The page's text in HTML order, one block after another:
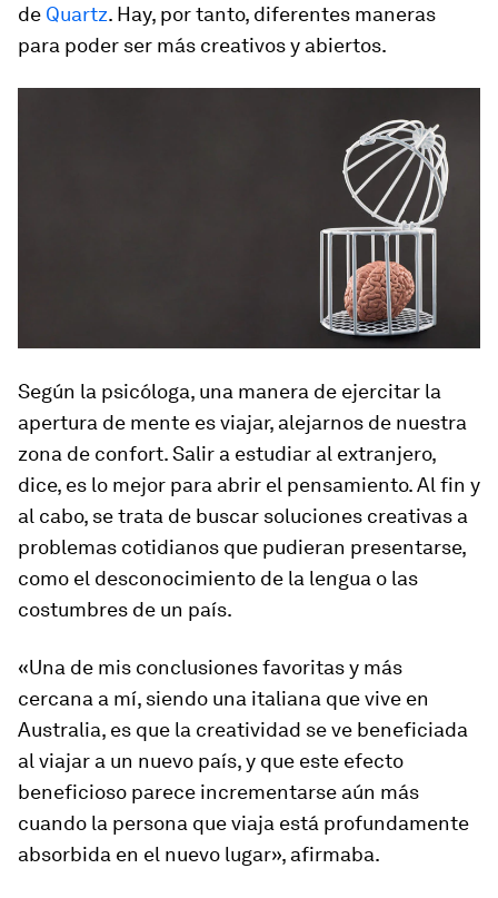
de Quartz. Hay, por tanto, diferentes maneras
para poder ser más creativos y abiertos.
Según la psicóloga, una manera de ejercitar la
apertura de mente es viajar, alejarnos de nuestra
zona de confort. Salir a estudiar al extranjero,
dice, es lo mejor para abrir el pensamiento. Al fin y
al cabo, se trata de buscar soluciones creativas a
problemas cotidianos que pudieran presentarse,
como el desconocimiento de la lengua o las
costumbres de un país.
«Una de mis conclusiones favoritas y más
cercana a mí, siendo una italiana que vive en
Australia, es que la creatividad se ve beneficiada
al viajar a un nuevo país, y que este efecto
beneficioso parece incrementarse aún más
cuando la persona que viaja está profundamente
absorbida en el nuevo lugar», afirmaba.